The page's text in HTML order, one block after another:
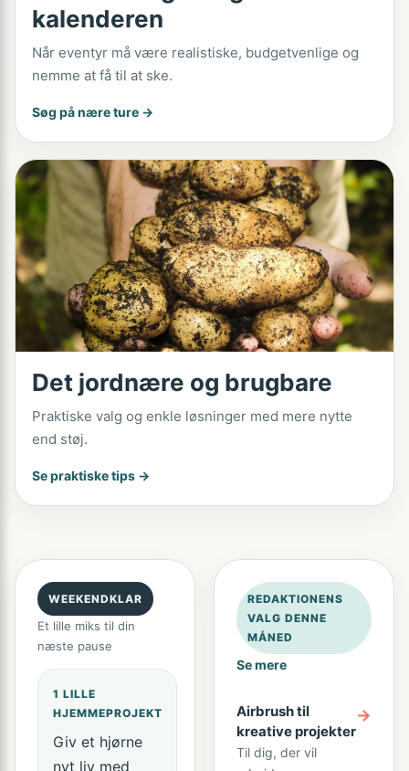
kalenderen
Når eventyr må være realistiske, budgetvenlige og
nemme at få til at ske.
Søg på nære ture →
Det jordnære og brugbare
Praktiske valg og enkle løsninger med mere nytte
end støj.
Se praktiske tips →
WEEKENDKLAR
Et lille miks til din
næste pause
1 LILLE
HJEMMEPROJEKT
Giv et hjørne
nyt liv med
REDAKTIONENS
VALG DENNE
MÅNED
Se mere
Airbrush til
kreative projekter
Til dig, der vil
→